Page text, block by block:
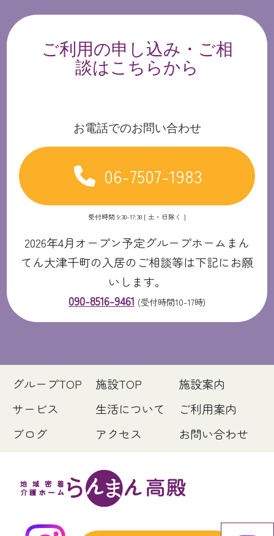
ご利用の申し込み・ご相
談はこちらから
お電話でのお問い合わせ
06-7507-1983
受付時間 9:30-17:30 [ 土・日除く ]
2026年4月オープン予定グループホームまん
てん大津千町の入居のご相談等は下記にお願
いします。
090-8516-9461 (受付時間10-17時)
グループTOP 施設TOP
施設案内
サービス
生活について
ご利用案内
ブログ
アクセス お問い合わせ